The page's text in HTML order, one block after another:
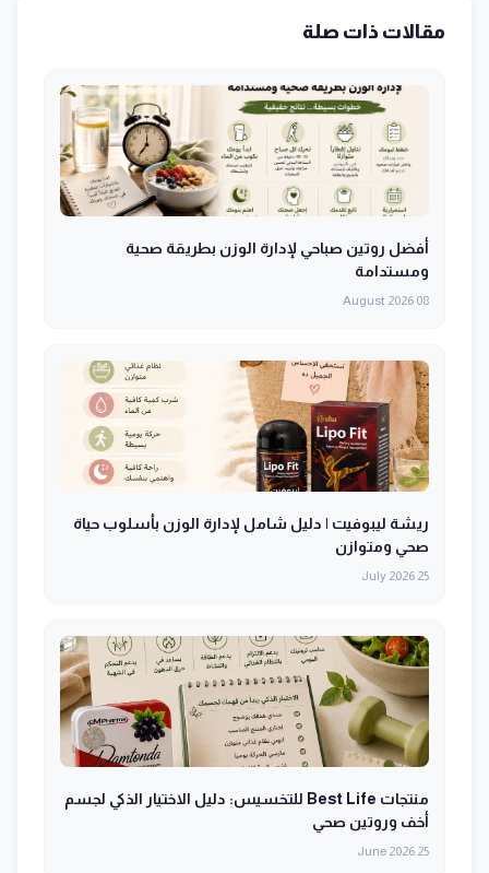
مقالات ذات صلة
أفضل روتين صباحي لإدارة الوزن بطريقة صحية
ومستدامة
08 August 2026
ريشة ليبوفيت | دليل شامل لإدارة الوزن بأسلوب حياة
صحي ومتوازن
25 July 2026
منتجات Best Life للتخسيس: دليل الاختيار الذكي لجسم
أخف وروتين صحي
25 June 2026